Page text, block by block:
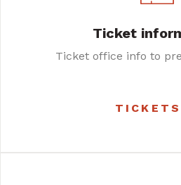
Ticket
Ticket office info to
TICKETS